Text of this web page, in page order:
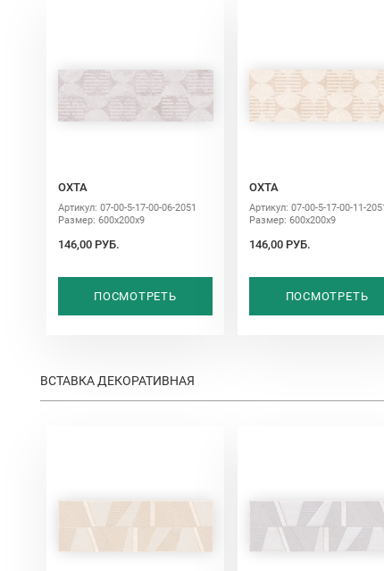
ОХТА
Артикул: 07-00-5-17-00-06-2051
Размер: 600х200х9
146,00 РУБ.
ПОСМОТРЕТЬ
ОХТА
Артикул: 07-00-5-17-00-11-
Размер: 600х200х9
146,00 РУБ.
ПОСМОТРЕТЬ
ВСТАВКА ДЕКОРАТИВНАЯ